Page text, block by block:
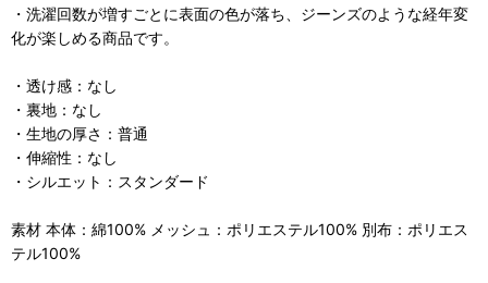
・洗濯回数が増すごとに表面の色が落ち、ジーンズのような経年変
化が楽しめる商品です。
・透け感：なし
・裏地：なし
・生地の厚さ：普通
・伸縮性：なし
・シルエット：スタンダード
素材 本体：綿100% メッシュ：ポリエステル100% 別布：ポリエス
テル100%